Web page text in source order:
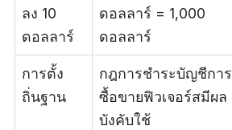
ลง 10
ดอลลาร์
ดอลลาร์ = 1,000
ดอลลาร์
การตั้ง
ถิ่นฐาน
กฎการชำระบัญชีการ
ซื้อขายฟิวเจอร์สมีผล
บังคับใช้